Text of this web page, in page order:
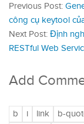
Previous Post:
công cụ keytool
Next Post: Định
RESTful Web
Add